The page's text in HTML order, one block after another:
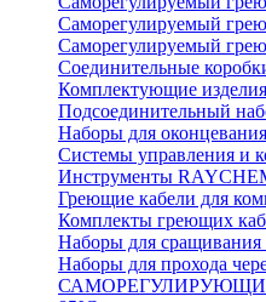
Саморегулируемый
Саморегулируемый
Соединительные
Комплектующие
Подсоединительный
Наборы для
Системы управления и
Инструменты
Греющие кабели для
Комплекты греющих
Наборы для сращивания
Наборы для прохода